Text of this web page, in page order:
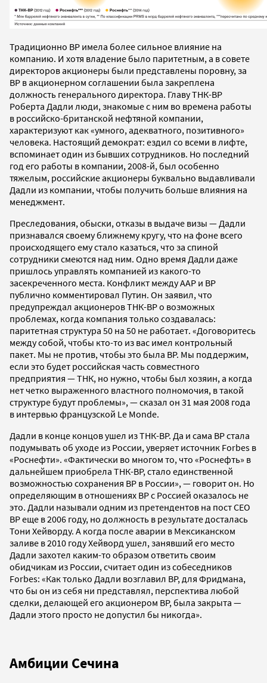
Традиционно ВР имела более сильное влияние на
компанию. И хотя владение было паритетным, а в совете
директоров акционеры были представлены поровну, за
ВР в акционерном соглашении была закреплена
должность генерального директора. Главу ТНК-ВР
Роберта Дадли люди, знакомые с ним во времена работы
в российско-британской нефтяной компании,
характеризуют как «умного, адекватного, позитивного»
человека. Настоящий демократ: ездил со всеми в лифте,
вспоминает один из бывших сотрудников. Но последний
год его работы в компании, 2008-й, был особенно
тяжелым, российские акционеры буквально выдавливали
Дадли из компании, чтобы получить больше влияния на
менеджмент.
Преследования, обыски, отказы в выдаче визы — Дадли
признавался своему ближнему кругу, что на фоне всего
происходящего ему стало казаться, что за спиной
сотрудники смеются над ним. Одно время Дадли даже
пришлось управлять компанией из какого-то
засекреченного места. Конфликт между ААР и ВР
публично комментировал Путин. Он заявил, что
предупреждал акционеров ТНК-ВР о возможных
проблемах, когда компания только создавалась:
паритетная структура 50 на 50 не работает. «Договоритесь
между собой, чтобы кто-то из вас имел контрольный
пакет. Мы не против, чтобы это была ВР. Мы поддержим,
если это будет российская часть совместного
предприятия — ТНК, но нужно, чтобы был хозяин, а когда
нет четко выраженного властного полномочия, в такой
структуре будут проблемы», — сказал он 31 мая 2008 года
в интервью французской Le Monde.
Дадли в конце концов ушел из ТНК-ВР. Да и сама ВР стала
подумывать об уходе из России, уверяет источник Forbes в
«Роснефти». «Фактически во многом то, что «Роснефть» в
дальнейшем приобрела ТНК-ВР, стало единственной
возможностью сохранения ВР в России», — говорит он. Но
определяющим в отношениях ВР с Россией оказалось не
это. Дадли называли одним из претендентов на пост СЕО
ВР еще в 2006 году, но должность в результате досталась
Тони Хейворду. А когда после аварии в Мексиканском
заливе в 2010 году Хейворд ушел, занявший его место
Дадли захотел каким-то образом ответить своим
обидчикам из России, считает один из собеседников
Forbes: «Как только Дадли возглавил BP, для Фридмана,
что бы он из себя ни представлял, перспектива любой
сделки, делающей его акционером BP, была закрыта —
Дадли этого просто не допустил бы никогда».
Амбиции Сечина